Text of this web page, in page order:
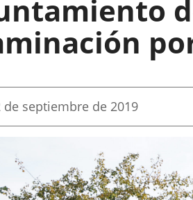
de septiembre de 2019